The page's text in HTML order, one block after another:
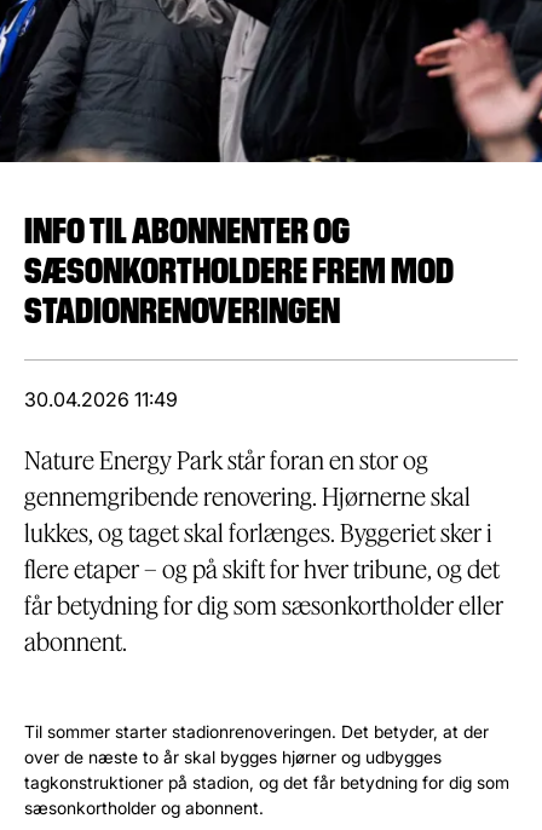
INFO TIL ABONNENTER OG
SÆSONKORTHOLDERE FREM MOD
STADIONRENOVERINGEN
30.04.2026 11:49
Nature Energy Park står foran en stor og
gennemgribende renovering. Hjørnerne skal
lukkes, og taget skal forlænges. Byggeriet sker i
flere etaper – og på skift for hver tribune, og det
får betydning for dig som sæsonkortholder eller
abonnent.
Til sommer starter stadionrenoveringen. Det betyder, at der
over de næste to år skal bygges hjørner og udbygges
tagkonstruktioner på stadion, og det får betydning for dig som
sæsonkortholder og abonnent.